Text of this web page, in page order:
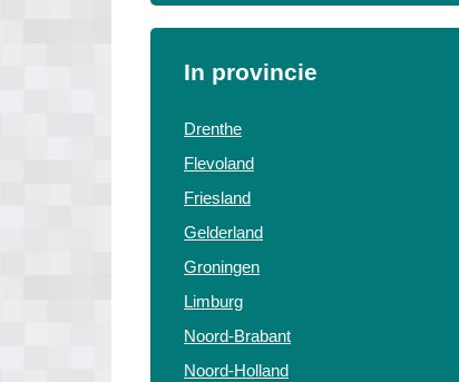
In provincie
Drenthe
Flevoland
Friesland
Gelderland
Groningen
Limburg
Noord-Brabant
Noord-Holland